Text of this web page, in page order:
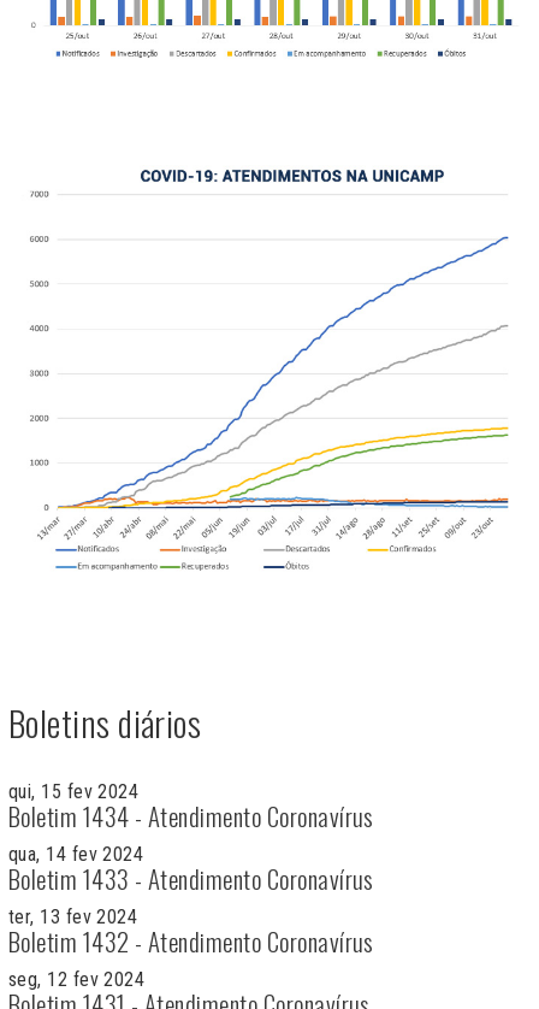
Boletins diários
qui, 15 fev 2024
Boletim 1434 - Atendimento Coronavírus
qua, 14 fev 2024
Boletim 1433 - Atendimento Coronavírus
ter, 13 fev 2024
Boletim 1432 - Atendimento Coronavírus
seg, 12 fev 2024